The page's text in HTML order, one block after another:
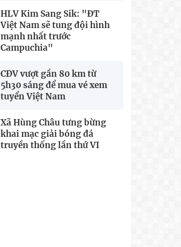
HLV Kim Sang Sik: "ĐT
Việt Nam sẽ tung đội hình
mạnh nhất trước
Campuchia"
CĐV vượt gần 80 km từ
5h30 sáng để mua vé xem
tuyển Việt Nam
Xã Hùng Châu tưng bừng
khai mạc giải bóng đá
truyền thống lần thứ VI